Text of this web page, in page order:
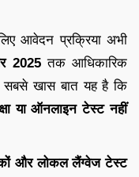
आवेदन प्रक्रिया अभी
2025तक आधिकारिक
खास बात यह है कि
या ऑनलाइन टेस्ट नहीं
और लोकल लैंग्वेज टेस्ट